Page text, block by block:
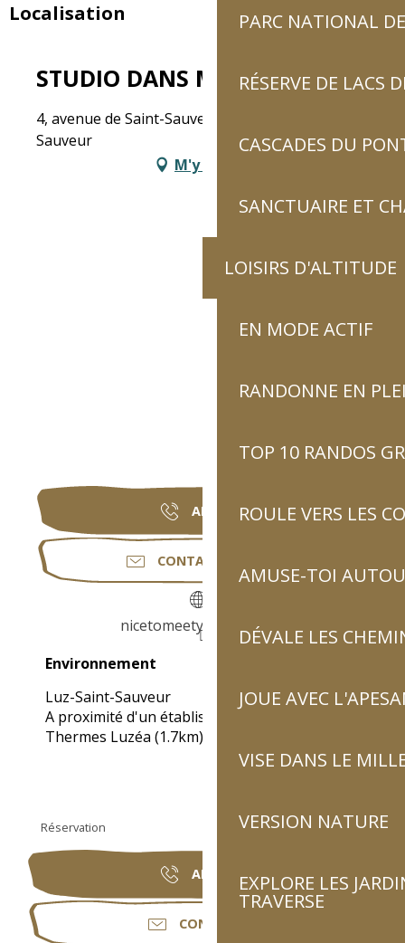
PARC NATIONAL
RÉSERVE DE LACS
CASCADES DU
SANCTUAIRE ET
LOISIRS D'ALTITUDE
EN MODE ACTIF
RANDONNE EN
TOP 10 RANDOS
ROULE VERS LES
AMUSE-TOI
DÉVALE LES
JOUE AVEC
VISE DANS LE
VERSION NATURE
EXPLORE LES
TRAVERSE
Localisation
STUDIO DANS MAISON
4, avenue de Saint-Sauveur, 65120 Luz-Saint-
Sauveur
M'y rendre
APPELER
CONTACTEZ-NOUS
nicetomeetyou-france.fr
Environnement
Environnement
Luz-Saint-Sauveur
A proximité d'un établissement thermal :
Thermes Luzéa (1.7km)
Réservation
APPELER
CONTACTER